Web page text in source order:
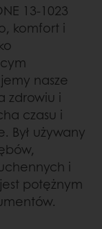
13-1023
komfort i
nasze
zdrowiu i
czasu i
Był używany
i
potężnym